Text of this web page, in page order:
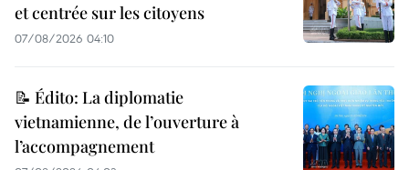
et centrée sur les citoyens
07/08/2026 04:10
📝 Édito: La diplomatie
vietnamienne, de l’ouverture à
l’accompagnement